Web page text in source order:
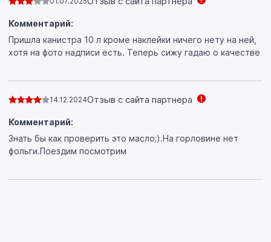
Комментарий:
Пришла канистра 10 л кроме наклейки ничего нету на ней,
хотя на фото надписи есть. Теперь сижу гадаю о качестве
14.12.2024Отзыв с сайта партнера
Комментарий:
Знать бы как проверить это масло;).На горловине нет
фольги.Поездим посмотрим